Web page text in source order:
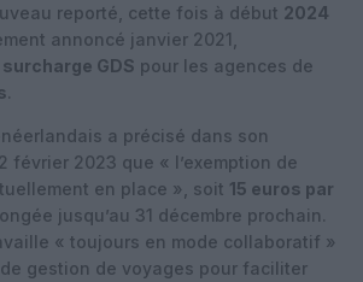
reporté, cette fois à début 2024
annoncé janvier 2021,
surcharge GDS pour les agences de
.
a précisé dans son
février 2023 que « l’exemption de
en place », soit 15 euros par
jusqu’au 31 décembre prochain.
« toujours en mode collaboratif »
gestion de voyages pour faciliter